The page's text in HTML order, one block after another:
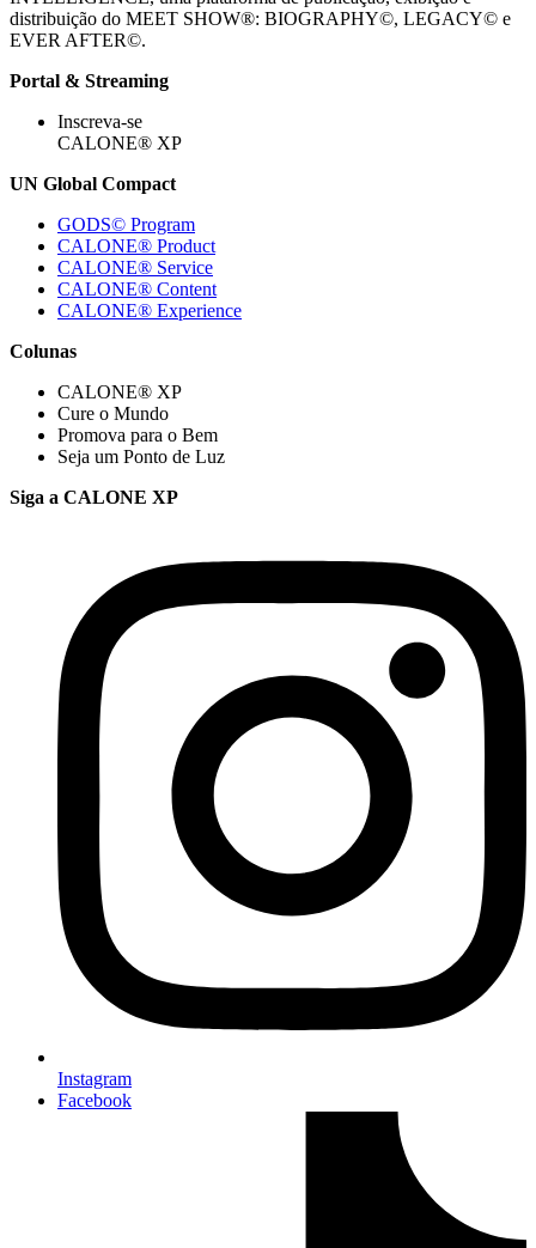
distribuição do MEET SHOW®: BIOGRAPHY©, LEGACY© e
EVER AFTER©.
Portal & Streaming
Inscreva-se
CALONE® XP
UN Global Compact
GODS© Program
CALONE® Product
CALONE® Service
CALONE® Content
CALONE® Experience
Colunas
CALONE® XP
Cure o Mundo
Promova para o Bem
Seja um Ponto de Luz
Siga a CALONE XP
Instagram
Facebook